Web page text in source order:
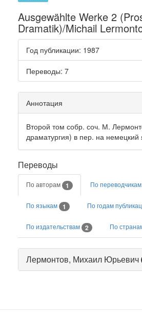
Ausgewählte Werke 2
Dramatik)/Michail
Год публикации: 1987
Переводы: 7
Аннотация
Второй том собр. соч. М.
драматургия) в пер. на немецкий
Переводы
По авторам 1 По переводчикам
По языкам 1 По годам
По издательствам 2 По
Лермонтов, Михаил Юрьевич